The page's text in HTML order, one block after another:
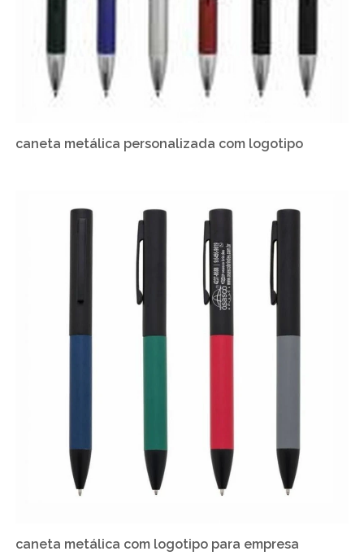
caneta metálica personalizada com logotipo
caneta metálica com logotipo para empresa